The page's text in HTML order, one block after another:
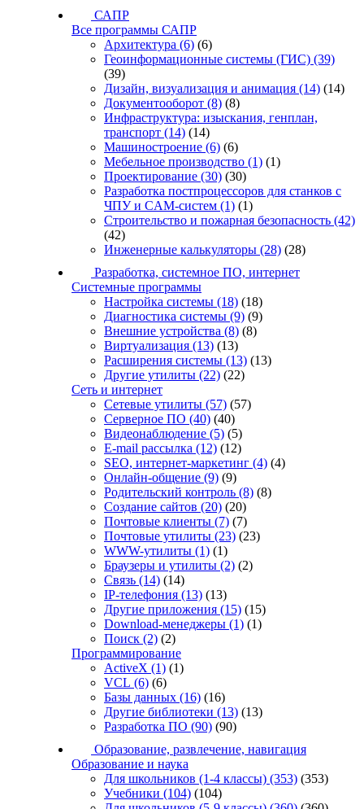
САПР
Все программы САПР
Архитектура (6) (6)
Геоинформационные системы (ГИС) (39)
(39)
Дизайн, визуализация и анимация (14) (14)
Документооборот (8) (8)
Инфраструктура: изыскания, генплан,
транспорт (14) (14)
Машиностроение (6) (6)
Мебельное производство (1) (1)
Проектирование (30) (30)
Разработка постпроцессоров для станков с
ЧПУ и CAM-систем (1) (1)
Строительство и пожарная безопасность (42)
(42)
Инженерные калькуляторы (28) (28)
Разработка, системное ПО, интернет
Системные программы
Настройка системы (18) (18)
Диагностика системы (9) (9)
Внешние устройства (8) (8)
Виртуализация (13) (13)
Расширения системы (13) (13)
Другие утилиты (22) (22)
Сеть и интернет
Сетевые утилиты (57) (57)
Серверное ПО (40) (40)
Видеонаблюдение (5) (5)
E-mail рассылка (12) (12)
SEO, интернет-маркетинг (4) (4)
Онлайн-общение (9) (9)
Родительский контроль (8) (8)
Создание сайтов (20) (20)
Почтовые клиенты (7) (7)
Почтовые утилиты (23) (23)
WWW-утилиты (1) (1)
Браузеры и утилиты (2) (2)
Связь (14) (14)
IP-телефония (13) (13)
Другие приложения (15) (15)
Download-менеджеры (1) (1)
Поиск (2) (2)
Программирование
ActiveX (1) (1)
VCL (6) (6)
Базы данных (16) (16)
Другие библиотеки (13) (13)
Разработка ПО (90) (90)
Образование, развлечение, навигация
Образование и наука
Для школьников (1-4 классы) (353) (353)
Учебники (104) (104)